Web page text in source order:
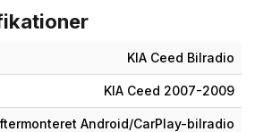
KIA Ceed Bilradio
KIA Ceed 2007-2009
Android/CarPlay-bilradio